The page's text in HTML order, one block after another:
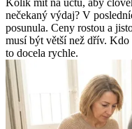
nečekaný výdaj? V
posunula. Ceny rostou a
musí být větší než dřív. Kdo
to docela rychle.